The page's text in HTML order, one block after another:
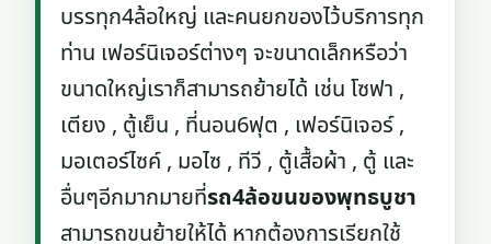
บรรทุก4ล้อใหญ่ และคนยกของไว้บริการทุก
ท่าน เฟอร์นิเจอร์ต่างๆ จะขนาดเล็กหรือว่า
ขนาดใหญ่เราก็สามารถย้ายได้ เช่น โซฟา ,
เตียง , ตู้เย็น , ที่นอน6ฟุต , เฟอร์นิเจอร์ ,
มอเตอร์ไซค์ , มอไซ , ทีวี , ตู้เสื้อผ้า , ตู้ และ
อื่นๆอีกมากมายที่รถ4ล้อขนของพุทธบูชา
สามารถขนย้ายให้ได้ หากต้องการเรียกใช้